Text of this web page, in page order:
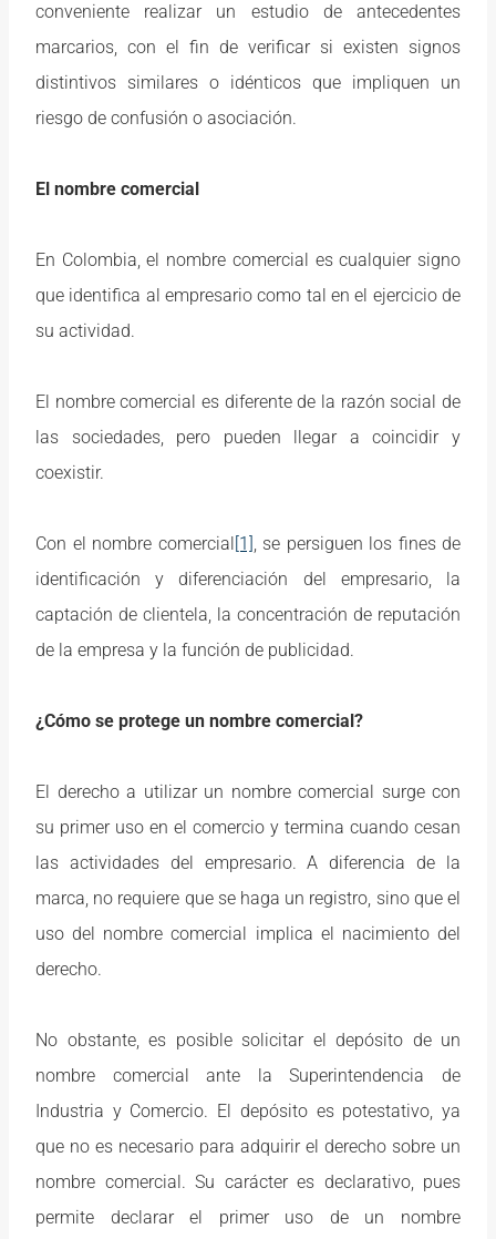
conveniente realizar un estudio de antecedentes
marcarios, con el fin de verificar si existen signos
distintivos similares o idénticos que impliquen un
riesgo de confusión o asociación.
El nombre comercial
En Colombia, el nombre comercial es cualquier signo
que identifica al empresario como tal en el ejercicio de
su actividad.
El nombre comercial es diferente de la razón social de
las sociedades, pero pueden llegar a coincidir y
coexistir.
Con el nombre comercial[1] , se persiguen los fines de
identificación y diferenciación del empresario, la
captación de clientela, la concentración de reputación
de la empresa y la función de publicidad.
¿Cómo se protege un nombre comercial?
El derecho a utilizar un nombre comercial surge con
su primer uso en el comercio y termina cuando cesan
las actividades del empresario. A diferencia de la
marca, no requiere que se haga un registro, sino que el
uso del nombre comercial implica el nacimiento del
derecho.
No obstante, es posible solicitar el depósito de un
nombre comercial ante la Superintendencia de
Industria y Comercio. El depósito es potestativo, ya
que no es necesario para adquirir el derecho sobre un
nombre comercial. Su carácter es declarativo, pues
permite declarar el primer uso de un nombre